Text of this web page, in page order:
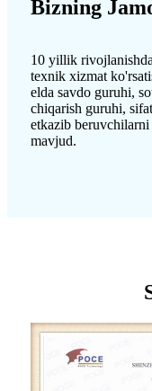
Bizning
10 yillik
texnik xizmat
elda savdo guruhi,
chiqarish guruhi,
etkazib
mavjud.